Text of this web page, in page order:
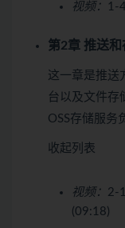
视频：
1-
第2章 推送
这一章是推送
台以及文件存
OSS存储服务
收起列表
视频： 2-
(09:18)